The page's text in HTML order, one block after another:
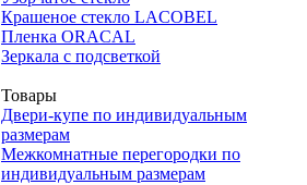
Крашеное стекло LACOBEL
Пленка ORACAL
Зеркала с подсветкой
Товары
Двери-купе по индивидуальным
размерам
Межкомнатные перегородки по
индивидуальным размерам